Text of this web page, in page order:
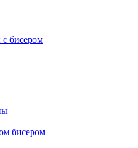
с бисером
бисером